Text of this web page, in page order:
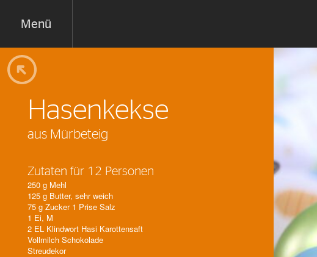
Menü
Hasenkekse
aus Mürbeteig
Zutaten für 12 Personen
250 g Mehl
125 g Butter, sehr weich
75 g Zucker 1 Prise Salz
1 Ei, M
2 EL Klindwort Hasi Karottensaft
Vollmilch Schokolade
Streudekor